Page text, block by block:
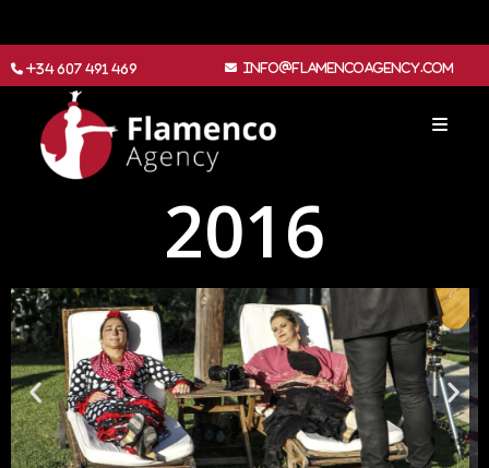
+34 607 491 469 info@flamencoagency.com
2016